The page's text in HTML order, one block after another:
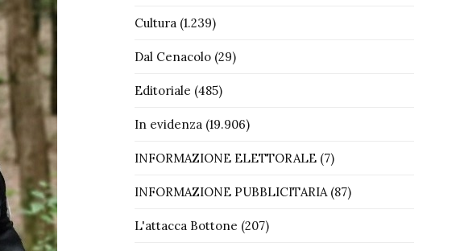
Cultura(1.239)
Dal Cenacolo(29)
Editoriale (485)
In evidenza(19.906)
INFORMAZIONE ELETTORALE(7)
INFORMAZIONE PUBBLICITARIA(87)
L'attacca Bottone (207)